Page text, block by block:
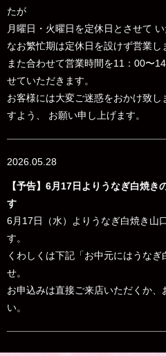
たが
月曜日・火曜日を定休日とさせて
なお繁忙期は定休日を設けず営業し
また合わせて営業時間を11：00〜
せていただきます。
お客様には大変ご迷惑をおかけ致し
すよう、 お願い申し上げます。
2026.05.28
【予告】6月17日よりうなぎ白焼き
す
6月17日（水）よりうなぎ白焼き山
す。
くわしくは下記「お中元にはうな
せ。
お申込みは直接ご来店いただくか、
い。